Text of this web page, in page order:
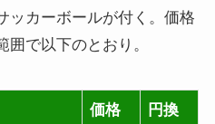
ッカーボールが付く。価格
で以下のとおり。
価格
円換